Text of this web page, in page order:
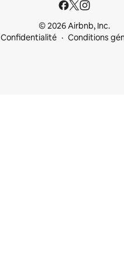
© 2026 Airbnb, Inc.
Confidentialité
Conditions